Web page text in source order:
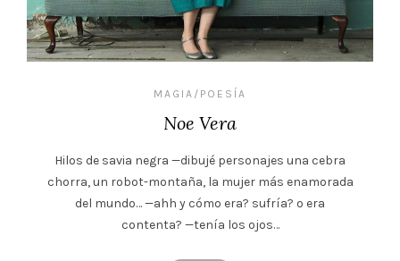
MAGIA/POESÍA
Noe Vera
Hilos de savia negra —dibujé personajes una cebra
chorra, un robot-montaña, la mujer más enamorada
del mundo… —ahh y cómo era? sufría? o era
contenta? —tenía los ojos…